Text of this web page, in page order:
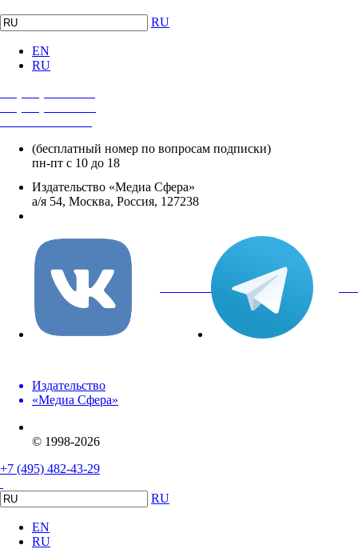
RU
EN
RU
(бесплатный номер по вопросам подписки)
пн-пт с 10 до 18
Издательство «Медиа Сфера»
а/я 54, Москва, Россия, 127238
вКонтакте
Издательство
«Медиа Сфера»
© 1998-2026
+7 (495) 482-43-29
RU
EN
RU